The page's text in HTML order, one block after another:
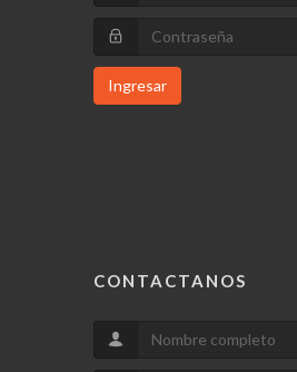
Ingresar
CONTACTANOS